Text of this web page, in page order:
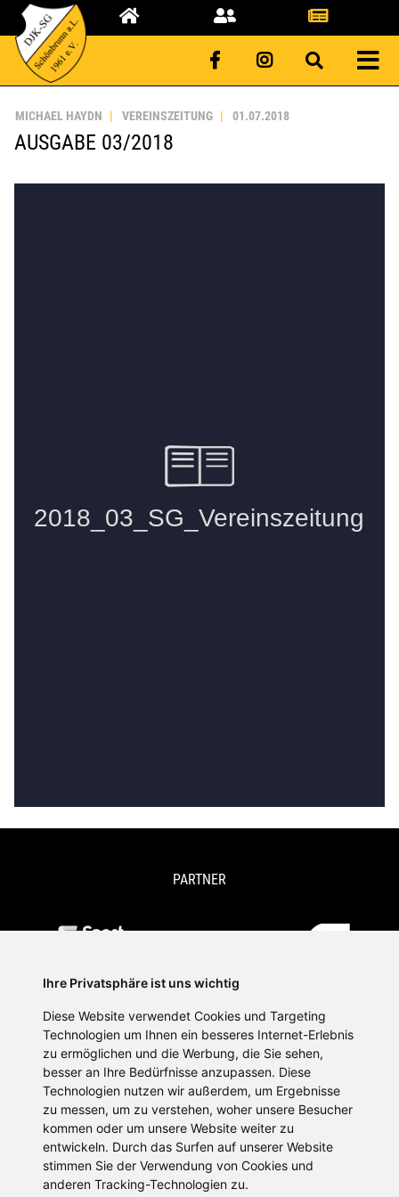
Ihre Privatsphäre ist uns wichtig
Diese Website verwendet Cookies und Targeting
Technologien um Ihnen ein besseres Internet-Erlebnis
zu ermöglichen und die Werbung, die Sie sehen,
besser an Ihre Bedürfnisse anzupassen. Diese
Technologien nutzen wir außerdem, um Ergebnisse
zu messen, um zu verstehen, woher unsere Besucher
kommen oder um unsere Website weiter zu
entwickeln. Durch das Surfen auf unserer Website
stimmen Sie der Verwendung von Cookies und
anderen Tracking-Technologien zu.
MICHAEL HAYDN VEREINSZEITUNG 01.07.2018
AUSGABE 03/2018
PARTNER
SPORTPLATTFORMEN